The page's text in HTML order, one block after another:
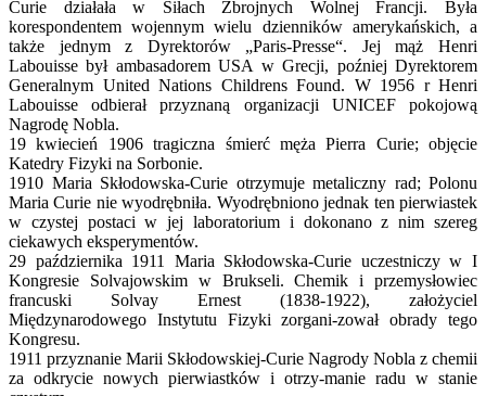
Curie działała w Siłach Zbrojnych Wolnej Francji. Była
korespondentem wojennym wielu dzienników amerykańskich, a
także jednym z Dyrektorów „Paris-Presse“. Jej mąż Henri
Labouisse był ambasadorem USA w Grecji, poźniej Dyrektorem
Generalnym United Nations Childrens Found. W 1956 r Henri
Labouisse odbierał przyznaną organizacji UNICEF pokojową
Nagrodę Nobla.
19 kwiecień 1906 tragiczna śmierć męża Pierra Curie; objęcie
Katedry Fizyki na Sorbonie.
1910 Maria Skłodowska-Curie otrzymuje metaliczny rad; Polonu
Maria Curie nie wyodrębniła. Wyodrębniono jednak ten pierwiastek
w czystej postaci w jej laboratorium i dokonano z nim szereg
ciekawych eksperymentów.
29 października 1911 Maria Skłodowska-Curie uczestniczy w I
Kongresie Solvajowskim w Brukseli. Chemik i przemysłowiec
francuski Solvay Ernest (1838-1922), założyciel
Międzynarodowego Instytutu Fizyki zorgani-zował obrady tego
Kongresu.
1911 przyznanie Marii Skłodowskiej-Curie Nagrody Nobla z chemii
za odkrycie nowych pierwiastków i otrzy-manie radu w stanie